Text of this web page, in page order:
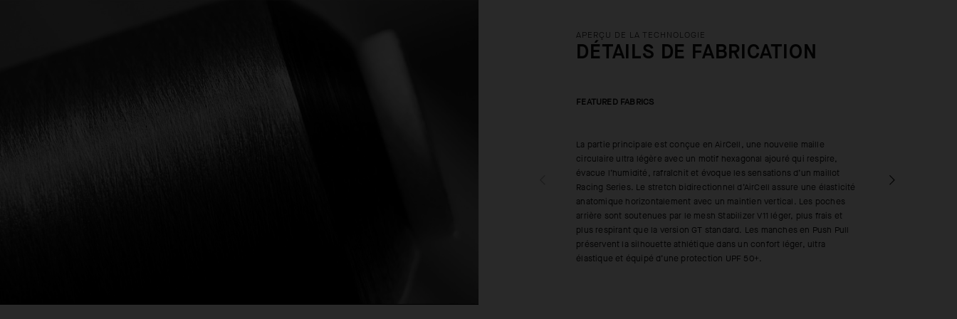
APERÇU DE LA TECHNOLOGIE
DÉTAILS DE FABRICATION
FEATURED FABRICS
La partie principale est conçue en AirCell, une nouvelle maille
circulaire ultra légère avec un motif hexagonal ajouré qui respire,
évacue l’humidité, rafraîchit et évoque les sensations d’un maillot
Racing Series. Le stretch bidirectionnel d’AirCell assure une élasticité
anatomique horizontalement avec un maintien vertical. Les poches
arrière sont soutenues par le mesh Stabilizer V11 léger, plus frais et
plus respirant que la version GT standard. Les manches en Push Pull
préservent la silhouette athlétique dans un confort léger, ultra
élastique et équipé d’une protection UPF 50+.